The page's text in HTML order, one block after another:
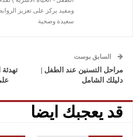
ومفيد يركز على تعزيز
سعيدة وصحية
السابق بوست
مراحل التسنين عند الطفل |
دليلك الشامل
قد يعجبك ايضا